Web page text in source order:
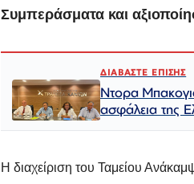
Συμπεράσματα και
ΔΙΑΒΑΣΤΕ ΕΠΙΣΗΣ
Ντορα
ασφάλεια της
Η διαχείριση του Ταμείου